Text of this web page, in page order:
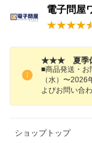
電子問屋
★★★ 夏季
■商品発送・お
（水）〜
よびお問い合
ショップトップ